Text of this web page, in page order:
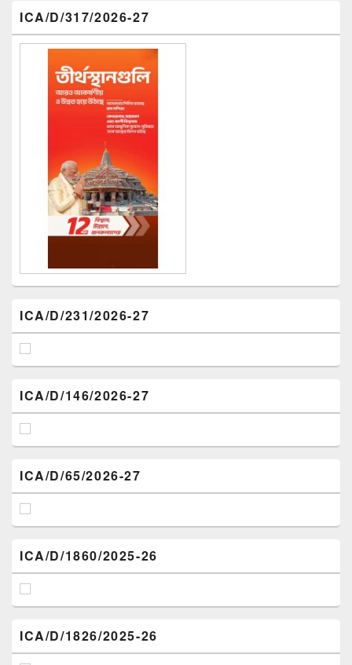
ICA/D/317/2026-27
ICA/D/231/2026-27
ICA/D/146/2026-27
ICA/D/65/2026-27
ICA/D/1860/2025-26
ICA/D/1826/2025-26